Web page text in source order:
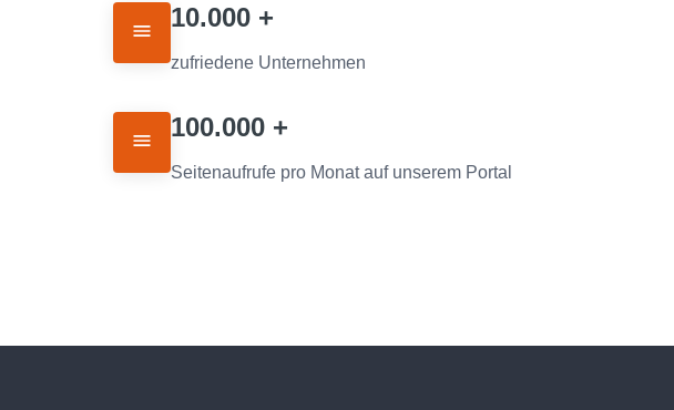
10.000 +
zufriedene Unternehmen
100.000 +
Seitenaufrufe pro Monat auf unserem Portal